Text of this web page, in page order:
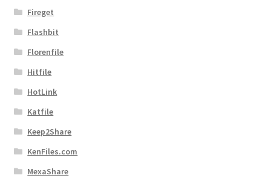
Fireget
Flashbit
Florenfile
Hitfile
HotLink
Katfile
Keep2Share
KenFiles.com
MexaShare